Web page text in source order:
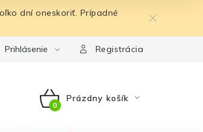
dní oneskoriť. Prípadné
Prihlásenie Registrácia
NÁKUPNÝ
Prázdny košík